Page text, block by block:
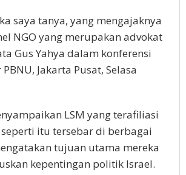
saya tanya, yang mengajaknya
NGO yang merupakan advokat
Gus Yahya dalam konferensi
Jakarta Pusat, Selasa
LSM yang terafiliasi
itu tersebar di berbagai
tujuan utama mereka
kepentingan politik Israel.